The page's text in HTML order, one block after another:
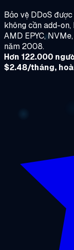
Bảo vệ DDoS
không cần add-
AMD EPYC,
năm 2008.
Hơn 122.000
$2.48/tháng,